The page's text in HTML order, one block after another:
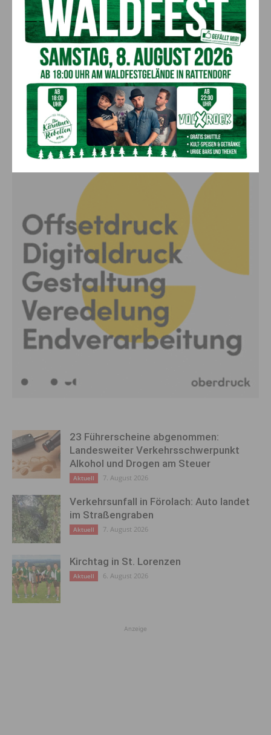
Bargeld im Bankomaten vergessen –
Polizei bittet um Hinweise
Aktuell 7. August 2026
Lienz: Bub (4) nach Badeunfall
reanimiert – Polizei sucht Zeugen
Aktuell 7. August 2026
Anzeige
23 Führerscheine abgenommen:
Landesweiter Verkehrsschwerpunkt
Alkohol und Drogen am Steuer
Aktuell 7. August 2026
Verkehrsunfall in Förolach: Auto landet
im Straßengraben
Aktuell 7. August 2026
Kirchtag in St. Lorenzen
Aktuell 6. August 2026
Anzeige